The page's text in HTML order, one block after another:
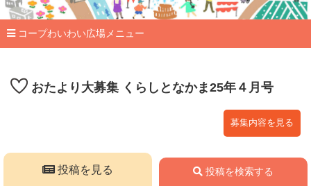
コープわいわい広場メニュー
おたより大募集 くらしとなかま25年４月号
募集内容を見る
投稿を見る 投稿を検索する